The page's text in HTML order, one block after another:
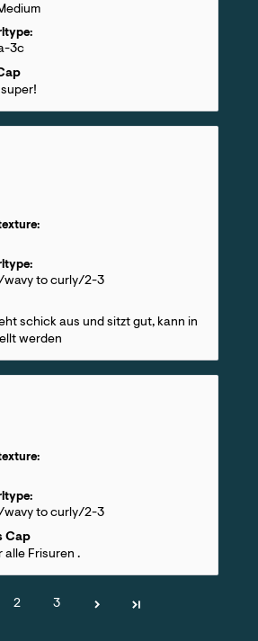
3c
wavy to curly/2-3
schick aus und sitzt gut, kann in
werden
wavy to curly/2-3
Cap
alle Frisuren .
2 3